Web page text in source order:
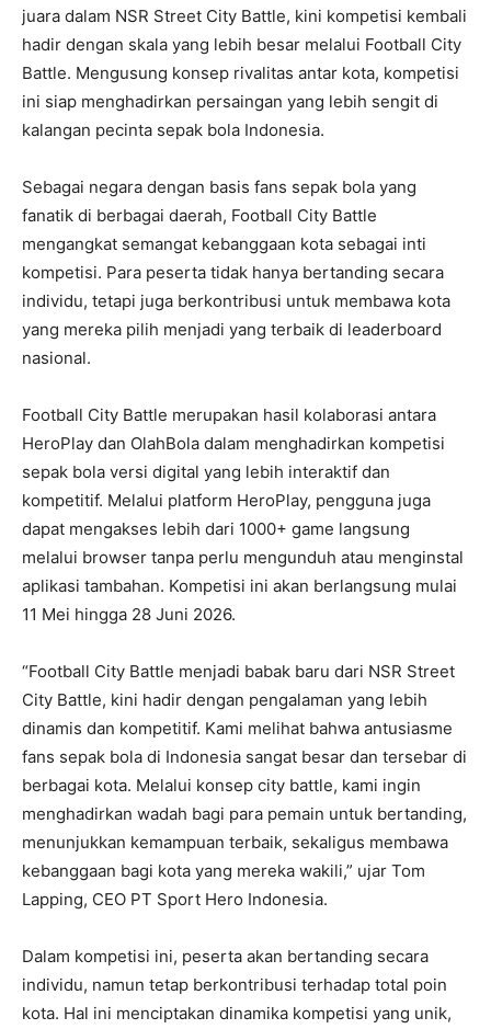
juara dalam NSR Street City Battle, kini kompetisi kembali
hadir dengan skala yang lebih besar melalui Football City
Battle. Mengusung konsep rivalitas antar kota, kompetisi
ini siap menghadirkan persaingan yang lebih sengit di
kalangan pecinta sepak bola Indonesia.
Sebagai negara dengan basis fans sepak bola yang
fanatik di berbagai daerah, Football City Battle
mengangkat semangat kebanggaan kota sebagai inti
kompetisi. Para peserta tidak hanya bertanding secara
individu, tetapi juga berkontribusi untuk membawa kota
yang mereka pilih menjadi yang terbaik di leaderboard
nasional.
Football City Battle merupakan hasil kolaborasi antara
HeroPlay dan OlahBola dalam menghadirkan kompetisi
sepak bola versi digital yang lebih interaktif dan
kompetitif. Melalui platform HeroPlay, pengguna juga
dapat mengakses lebih dari 1000+ game langsung
melalui browser tanpa perlu mengunduh atau menginstal
aplikasi tambahan. Kompetisi ini akan berlangsung mulai
11 Mei hingga 28 Juni 2026.
“Football City Battle menjadi babak baru dari NSR Street
City Battle, kini hadir dengan pengalaman yang lebih
dinamis dan kompetitif. Kami melihat bahwa antusiasme
fans sepak bola di Indonesia sangat besar dan tersebar di
berbagai kota. Melalui konsep city battle, kami ingin
menghadirkan wadah bagi para pemain untuk bertanding,
menunjukkan kemampuan terbaik, sekaligus membawa
kebanggaan bagi kota yang mereka wakili,” ujar Tom
Lapping, CEO PT Sport Hero Indonesia.
Dalam kompetisi ini, peserta akan bertanding secara
individu, namun tetap berkontribusi terhadap total poin
kota. Hal ini menciptakan dinamika kompetisi yang unik,